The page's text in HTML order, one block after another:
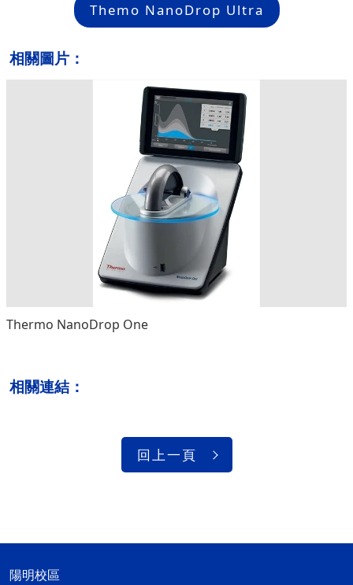
Themo NanoDrop Ultra
相關圖片：
Thermo NanoDrop One
相關連結：
回上一頁
陽明校區